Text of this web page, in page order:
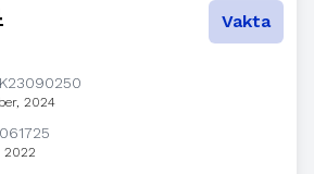
Vakta
2024
2022